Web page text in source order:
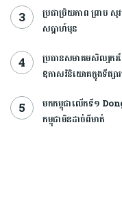
ប្រជាប្រិយភាព ព្រាប សុ
សប្ដាហ៍មុន
ប្រធានសមាគមសិល្បករ
ឱកាសវិនិយោគក្នុងទីផ្ស
មកកម្ពុជាលើកទី១
កម្ពុជាមិនដាច់ពីមាត់